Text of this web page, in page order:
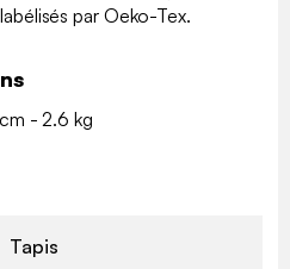
par Oeko-Tex.
cm - 2.6 kg
Tapis